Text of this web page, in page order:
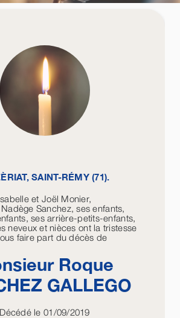
SAINT-RÉMY (71).
et Joël Monier,
Sanchez, ses enfants,
ses arrière-petits-enfants,
neveux et nièces ont la tristesse
faire part du décès de
Roque
GALLEGO
Décédé le 01/09/2019